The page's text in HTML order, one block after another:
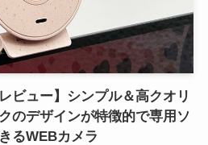
ビュー】シンプル＆高クオリ
のデザインが特徴的で専用ソ
るWEBカメラ